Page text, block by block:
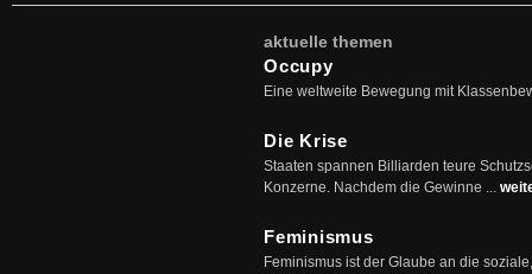
aktuelle themen
Occupy
Eine weltweite Bewegung mit
Die Krise
Staaten spannen Billiarden teure
Konzerne. Nachdem die Gewinne ...
Feminismus
Feminismus ist der Glaube an die